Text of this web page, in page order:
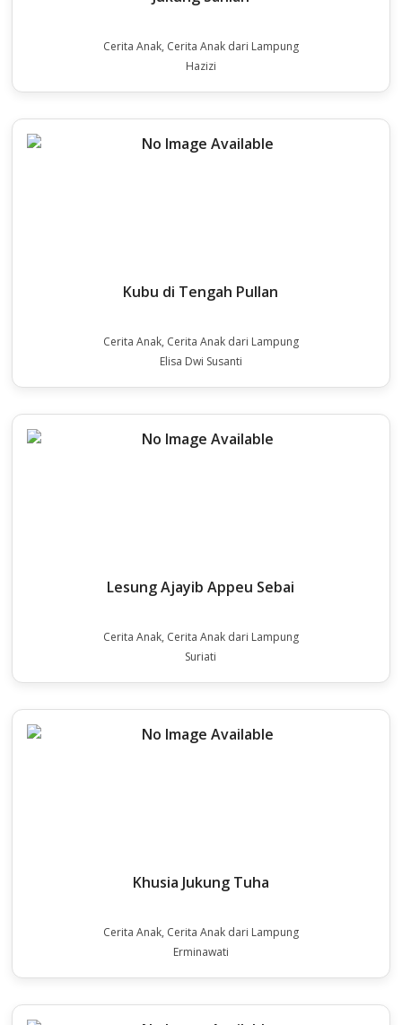
Cerita Anak, Cerita Anak dari Lampung
Hazizi
Kubu di Tengah Pullan
Cerita Anak, Cerita Anak dari Lampung
Elisa Dwi Susanti
Lesung Ajayib Appeu Sebai
Cerita Anak, Cerita Anak dari Lampung
Suriati
Khusia Jukung Tuha
Cerita Anak, Cerita Anak dari Lampung
Erminawati